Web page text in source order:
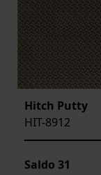
Hitch Putty
HIT-8912
Saldo 31